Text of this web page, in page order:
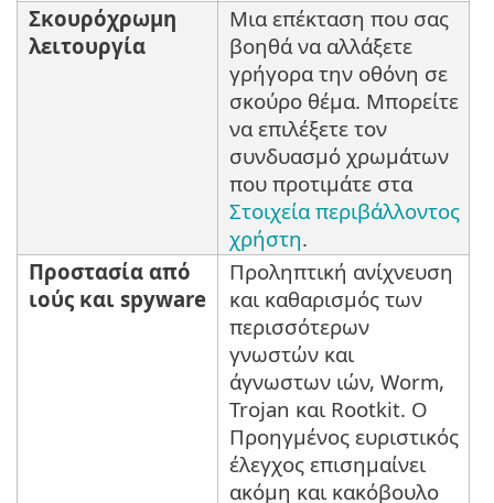
Σκουρόχρωμη
λειτουργία
Μια επέκταση που σας
βοηθά να αλλάξετε
γρήγορα την οθόνη σε
σκούρο θέμα. Μπορείτε
να επιλέξετε τον
συνδυασμό χρωμάτων
που προτιμάτε στα
Στοιχεία περιβάλλοντος
χρήστη.
Προστασία από
ιούς και spyware
Προληπτική ανίχνευση
και καθαρισμός των
περισσότερων
γνωστών και
άγνωστων ιών, Worm,
Trojan και Rootkit. Ο
Προηγμένος ευριστικός
έλεγχος επισημαίνει
ακόμη και κακόβουλο